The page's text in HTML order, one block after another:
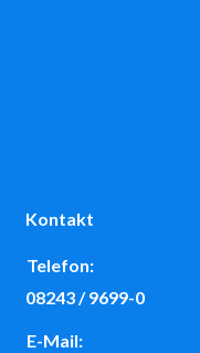
Kontakt
Telefon:
08243 / 9699-0
E-Mail: